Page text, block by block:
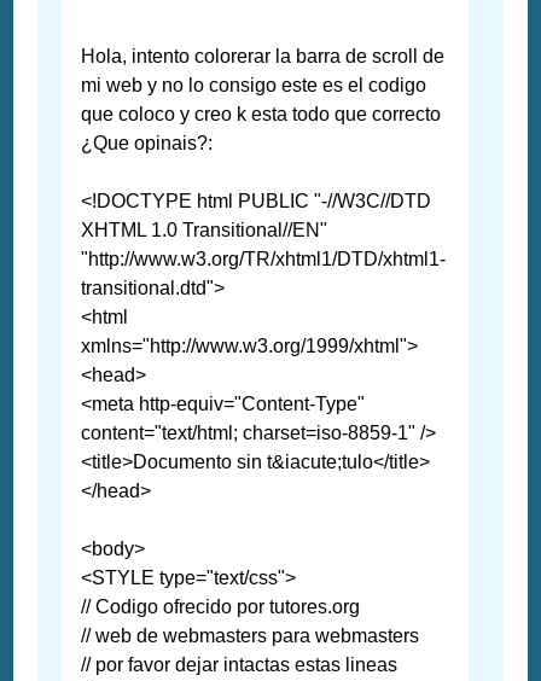
Hola, intento colorerar la barra de scroll de
mi web y no lo consigo este es el codigo
que coloco y creo k esta todo que correcto
¿Que opinais?:
<!DOCTYPE html PUBLIC "-//W3C//DTD
XHTML 1.0 Transitional//EN"
"http://www.w3.org/TR/xhtml1/DTD/xhtml1-
transitional.dtd">
<html
xmlns="http://www.w3.org/1999/xhtml">
<head>
<meta http-equiv="Content-Type"
content="text/html; charset=iso-8859-1" />
<title>Documento sin t&iacute;tulo</title>
</head>
<body>
<STYLE type="text/css">
// Codigo ofrecido por tutores.org
// web de webmasters para webmasters
// por favor dejar intactas estas lineas